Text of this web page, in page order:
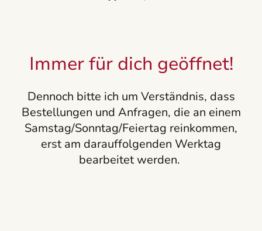
Immer für dich geöffnet!
Dennoch bitte ich um Verständnis, dass
Bestellungen und Anfragen, die an einem
Samstag/Sonntag/Feiertag reinkommen,
erst am darauffolgenden Werktag
bearbeitet werden.